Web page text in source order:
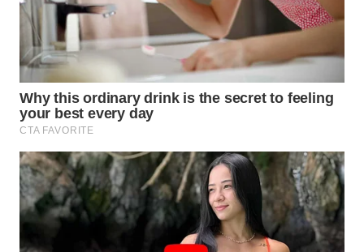
WAHANA
TANI
WAHANA
ADVOKAT
WAHANA
INFRASTRUKTUR
WAHANA
KONSUMEN